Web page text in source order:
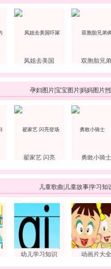
凤姐去美国 双胞胎兄弟
孕妇图片宝宝图片妈妈图片
翟家艺 闪亮 勇敢小骑士
儿童歌曲 儿童故事学习知
幼儿学习知识 动画片大全